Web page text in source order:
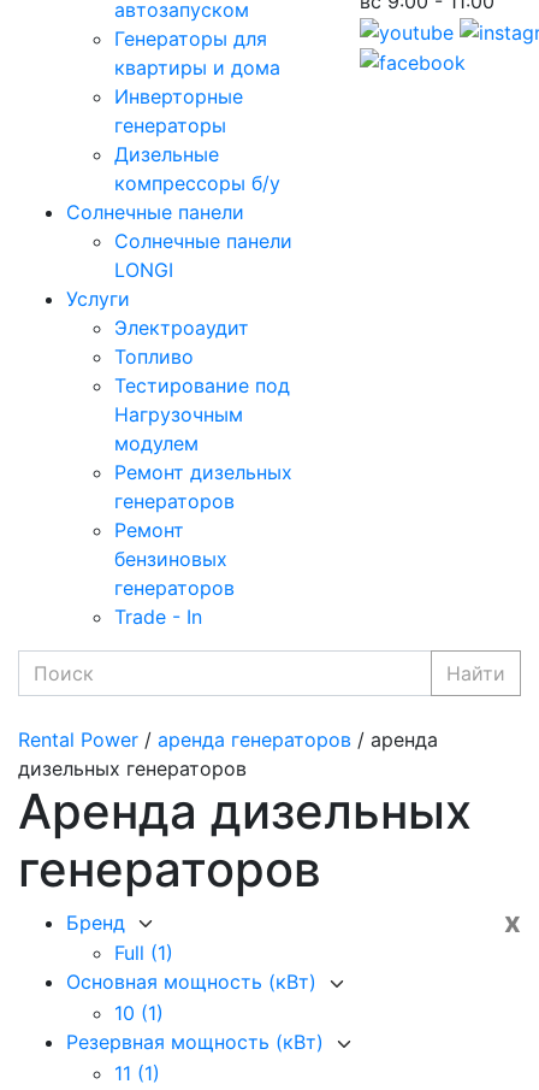
автозапуском
Генераторы для
квартиры и дома
Инверторные
генераторы
Дизельные
компрессоры б/у
Солнечные панели
Солнечные панели
LONGI
Услуги
Электроаудит
Топливо
Тестирование под
Нагрузочным
модулем
Ремонт дизельных
генераторов
Ремонт
бензиновых
генераторов
Trade - In
Найти
Rental Power / аренда генераторов / аренда
дизельных генераторов
Аренда дизельных
генераторов
x
Бренд
Full (1)
Основная мощность (кВт)
10 (1)
Резервная мощность (кВт)
11 (1)